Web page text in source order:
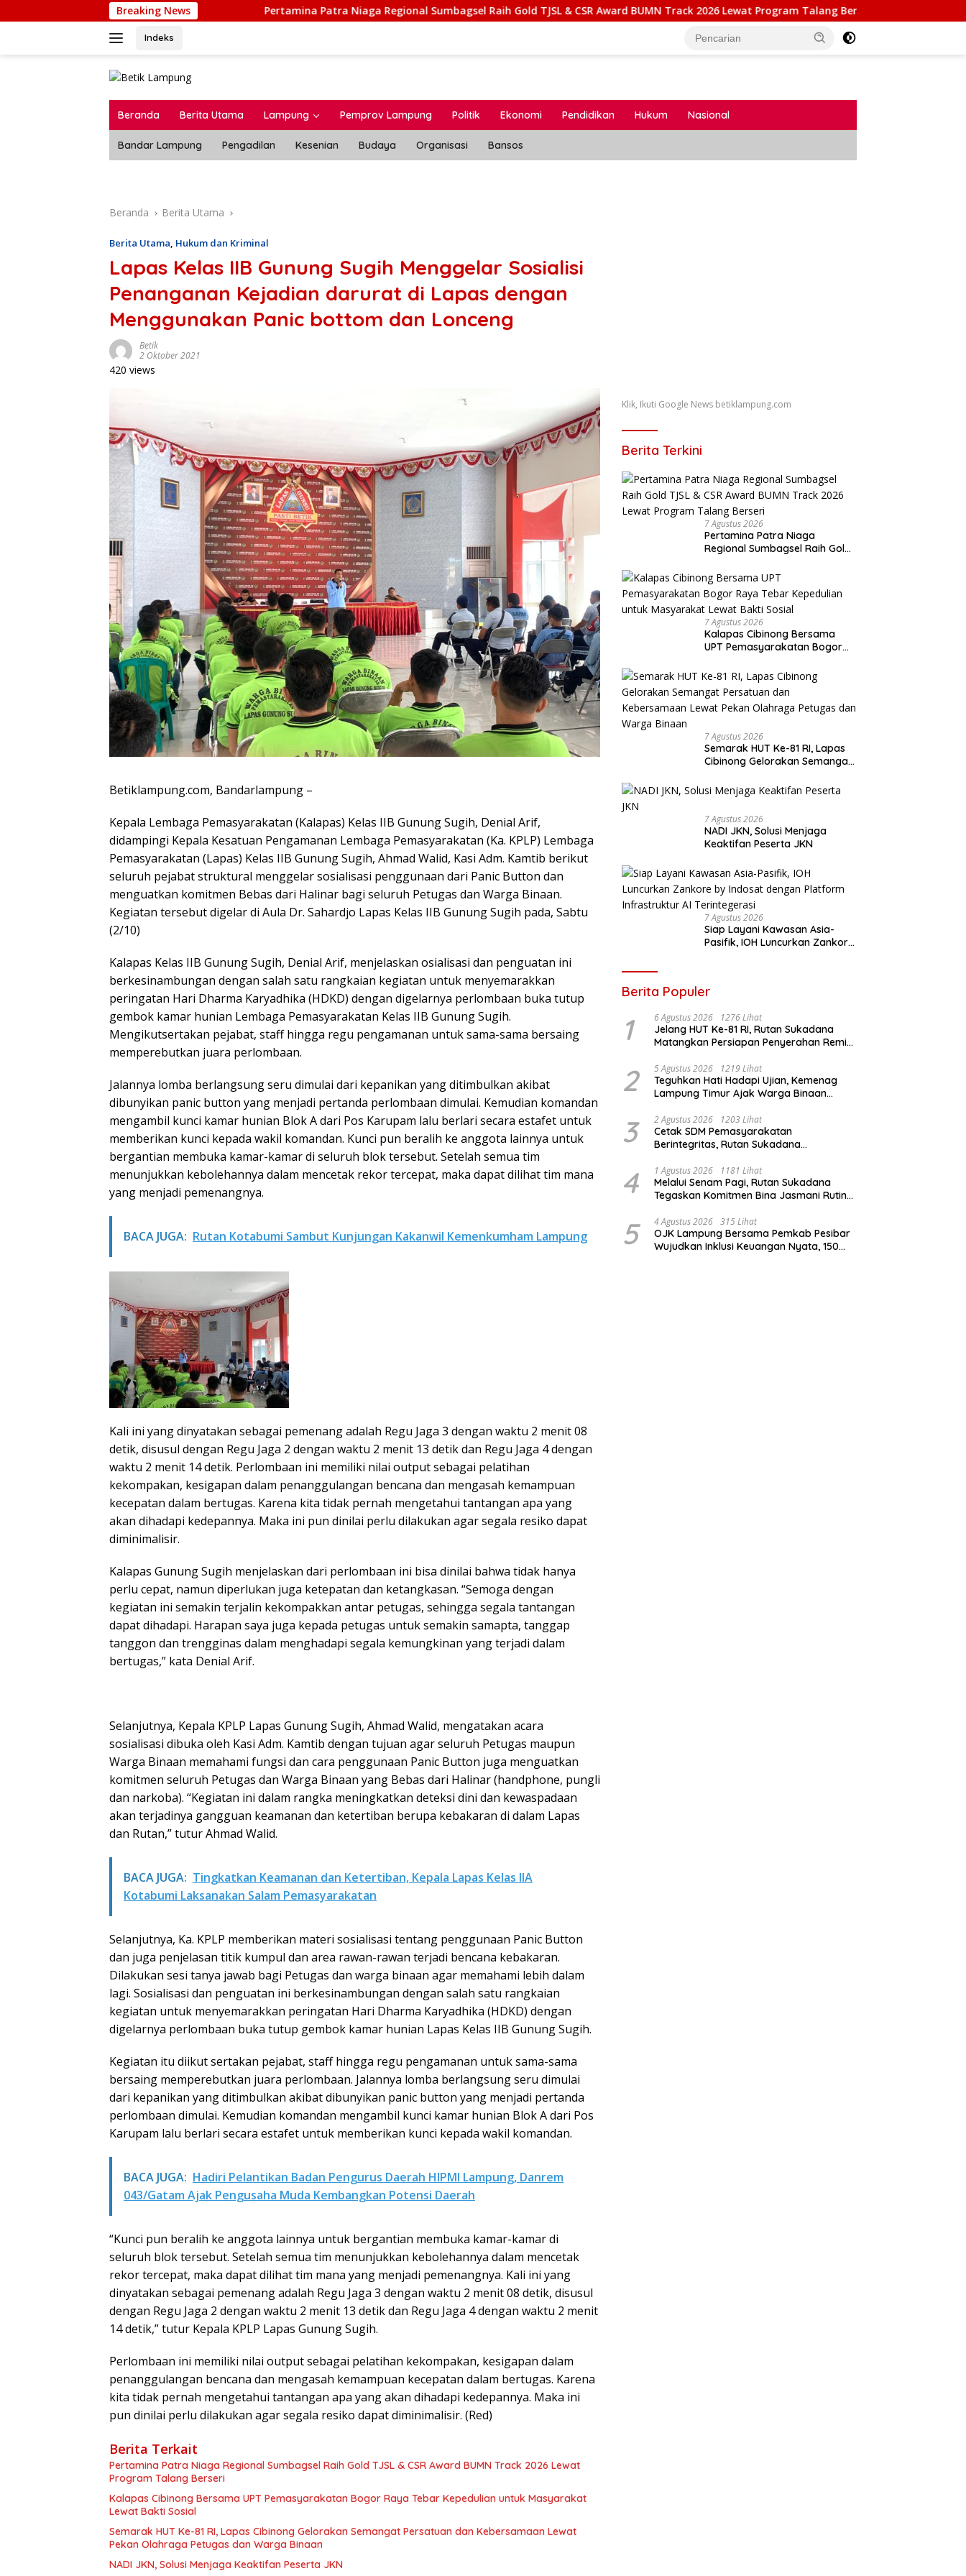
ke
Breaking NewsPertamina Patra Niaga Regional Sumbagsel Raih Gold TJSL & CSR Award BUMN Track 2026 Lewat Program Talang Berseri Kalapas Cibinong
Indeks
Beranda Berita Utama Lampung Pemprov Lampung Politik Ekonomi Pendidikan Hukum Nasional
Bandar Lampung Pengadilan Kesenian Budaya Organisasi Bansos
Beranda Berita Utama
Berita Utama, Hukum dan Kriminal
Lapas Kelas IIB Gunung Sugih Menggelar Sosialisi
Penanganan Kejadian darurat di Lapas dengan
Menggunakan Panic bottom dan Lonceng
Betik
2 Oktober 2021
420 views
Betiklampung.com, Bandarlampung –
Kepala Lembaga Pemasyarakatan (Kalapas) Kelas IIB Gunung Sugih, Denial Arif,
didampingi Kepala Kesatuan Pengamanan Lembaga Pemasyarakatan (Ka. KPLP) Lembaga
Pemasyarakatan (Lapas) Kelas IIB Gunung Sugih, Ahmad Walid, Kasi Adm. Kamtib berikut
seluruh pejabat struktural menggelar sosialisasi penggunaan dari Panic Button dan
menguatkan komitmen Bebas dari Halinar bagi seluruh Petugas dan Warga Binaan.
Kegiatan tersebut digelar di Aula Dr. Sahardjo Lapas Kelas IIB Gunung Sugih pada, Sabtu
(2/10)
Kalapas Kelas IIB Gunung Sugih, Denial Arif, menjelaskan osialisasi dan penguatan ini
berkesinambungan dengan salah satu rangkaian kegiatan untuk menyemarakkan
peringatan Hari Dharma Karyadhika (HDKD) dengan digelarnya perlombaan buka tutup
gembok kamar hunian Lembaga Pemasyarakatan Kelas IIB Gunung Sugih.
Mengikutsertakan pejabat, staff hingga regu pengamanan untuk sama-sama bersaing
memperebutkan juara perlombaan.
Jalannya lomba berlangsung seru dimulai dari kepanikan yang ditimbulkan akibat
dibunyikan panic button yang menjadi pertanda perlombaan dimulai. Kemudian komandan
mengambil kunci kamar hunian Blok A dari Pos Karupam lalu berlari secara estafet untuk
memberikan kunci kepada wakil komandan. Kunci pun beralih ke anggota lainnya untuk
bergantian membuka kamar-kamar di seluruh blok tersebut. Setelah semua tim
menunjukkan kebolehannya dalam mencetak rekor tercepat, maka dapat dilihat tim mana
yang menjadi pemenangnya.
BACA JUGA: Rutan Kotabumi Sambut Kunjungan Kakanwil Kemenkumham Lampung
Kali ini yang dinyatakan sebagai pemenang adalah Regu Jaga 3 dengan waktu 2 menit 08
detik, disusul dengan Regu Jaga 2 dengan waktu 2 menit 13 detik dan Regu Jaga 4 dengan
waktu 2 menit 14 detik. Perlombaan ini memiliki nilai output sebagai pelatihan
kekompakan, kesigapan dalam penanggulangan bencana dan mengasah kemampuan
kecepatan dalam bertugas. Karena kita tidak pernah mengetahui tantangan apa yang
akan dihadapi kedepannya. Maka ini pun dinilai perlu dilakukan agar segala resiko dapat
diminimalisir.
Kalapas Gunung Sugih menjelaskan dari perlombaan ini bisa dinilai bahwa tidak hanya
perlu cepat, namun diperlukan juga ketepatan dan ketangkasan. “Semoga dengan
kegiatan ini semakin terjalin kekompakkan antar petugas, sehingga segala tantangan
dapat dihadapi. Harapan saya juga kepada petugas untuk semakin samapta, tanggap
tanggon dan trengginas dalam menghadapi segala kemungkinan yang terjadi dalam
bertugas,” kata Denial Arif.
Selanjutnya, Kepala KPLP Lapas Gunung Sugih, Ahmad Walid, mengatakan acara
sosialisasi dibuka oleh Kasi Adm. Kamtib dengan tujuan agar seluruh Petugas maupun
Warga Binaan memahami fungsi dan cara penggunaan Panic Button juga menguatkan
komitmen seluruh Petugas dan Warga Binaan yang Bebas dari Halinar (handphone, pungli
dan narkoba). “Kegiatan ini dalam rangka meningkatkan deteksi dini dan kewaspadaan
akan terjadinya gangguan keamanan dan ketertiban berupa kebakaran di dalam Lapas
dan Rutan,” tutur Ahmad Walid.
BACA JUGA: Tingkatkan Keamanan dan Ketertiban, Kepala Lapas Kelas IIA
Kotabumi Laksanakan Salam Pemasyarakatan
Selanjutnya, Ka. KPLP memberikan materi sosialisasi tentang penggunaan Panic Button
dan juga penjelasan titik kumpul dan area rawan-rawan terjadi bencana kebakaran.
Dilakukan sesi tanya jawab bagi Petugas dan warga binaan agar memahami lebih dalam
lagi. Sosialisasi dan penguatan ini berkesinambungan dengan salah satu rangkaian
kegiatan untuk menyemarakkan peringatan Hari Dharma Karyadhika (HDKD) dengan
digelarnya perlombaan buka tutup gembok kamar hunian Lapas Kelas IIB Gunung Sugih.
Kegiatan itu diikut sertakan pejabat, staff hingga regu pengamanan untuk sama-sama
bersaing memperebutkan juara perlombaan. Jalannya lomba berlangsung seru dimulai
dari kepanikan yang ditimbulkan akibat dibunyikan panic button yang menjadi pertanda
perlombaan dimulai. Kemudian komandan mengambil kunci kamar hunian Blok A dari Pos
Karupam lalu berlari secara estafet untuk memberikan kunci kepada wakil komandan.
BACA JUGA: Hadiri Pelantikan Badan Pengurus Daerah HIPMI Lampung, Danrem
043/Gatam Ajak Pengusaha Muda Kembangkan Potensi Daerah
“Kunci pun beralih ke anggota lainnya untuk bergantian membuka kamar-kamar di
seluruh blok tersebut. Setelah semua tim menunjukkan kebolehannya dalam mencetak
rekor tercepat, maka dapat dilihat tim mana yang menjadi pemenangnya. Kali ini yang
dinyatakan sebagai pemenang adalah Regu Jaga 3 dengan waktu 2 menit 08 detik, disusul
dengan Regu Jaga 2 dengan waktu 2 menit 13 detik dan Regu Jaga 4 dengan waktu 2 menit
14 detik,” tutur Kepala KPLP Lapas Gunung Sugih.
Perlombaan ini memiliki nilai output sebagai pelatihan kekompakan, kesigapan dalam
penanggulangan bencana dan mengasah kemampuan kecepatan dalam bertugas. Karena
kita tidak pernah mengetahui tantangan apa yang akan dihadapi kedepannya. Maka ini
pun dinilai perlu dilakukan agar segala resiko dapat diminimalisir. (Red)
Berita Terkait
Pertamina Patra Niaga Regional Sumbagsel Raih Gold TJSL & CSR Award BUMN Track 2026 Lewat
Program Talang Berseri
Kalapas Cibinong Bersama UPT Pemasyarakatan Bogor Raya Tebar Kepedulian untuk Masyarakat
Lewat Bakti Sosial
Semarak HUT Ke-81 RI, Lapas Cibinong Gelorakan Semangat Persatuan dan Kebersamaan Lewat
Pekan Olahraga Petugas dan Warga Binaan
NADI JKN, Solusi Menjaga Keaktifan Peserta JKN
Klik, Ikuti Google News betiklampung.com
Berita Terkini
7 Agustus 2026
Pertamina Patra Niaga
Regional Sumbagsel Raih Gold
2026 Lewat Program Talang
Berseri
7 Agustus 2026
Kalapas Cibinong Bersama
UPT Pemasyarakatan Bogor
Masyarakat Lewat Bakti Sosial
7 Agustus 2026
Semarak HUT Ke-81 RI, Lapas
Cibinong Gelorakan Semangat
Lewat Pekan Olahraga Petugas
dan Warga Binaan
7 Agustus 2026
NADI JKN, Solusi Menjaga
Keaktifan Peserta JKN
7 Agustus 2026
Siap Layani Kawasan Asia-
Pasifik, IOH Luncurkan Zankore
Berita Populer
1 6 Agustus 2026 1276 Lihat
Jelang HUT Ke-81 RI, Rutan Sukadana
Matangkan Persiapan Penyerahan Remisi
2 5 Agustus 2026 1219 Lihat
Teguhkan Hati Hadapi Ujian, Kemenag
Lampung Timur Ajak Warga Binaan
3 2 Agustus 2026 1203 Lihat
Cetak SDM Pemasyarakatan
Berintegritas, Rutan Sukadana
2024
4 1 Agustus 2026 1181 Lihat
Melalui Senam Pagi, Rutan Sukadana
Tegaskan Komitmen Bina Jasmani Rutin
5 4 Agustus 2026 315 Lihat
OJK Lampung Bersama Pemkab Pesibar
Wujudkan Inklusi Keuangan Nyata, 150